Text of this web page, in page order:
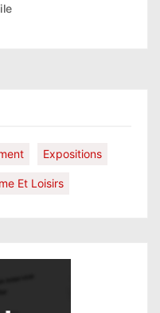
Expositions
Et Loisirs